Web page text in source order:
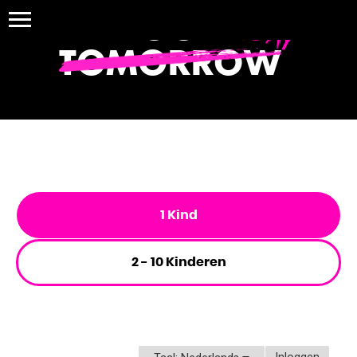
BOOK
TOMORROW
TODAY
1 Kind
2 - 10 Kinderen